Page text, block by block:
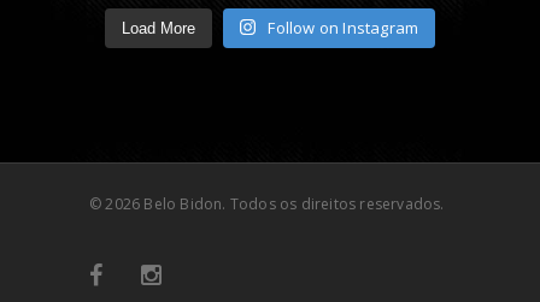
Load More Follow on Instagram
© 2026 Belo Bidon. Todos os direitos reservados.